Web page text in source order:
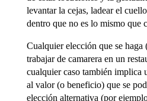
levantar la cejas, ladear el
dentro que no es lo mismo que
Cualquier elección que se haga
trabajar de camarera en un
cualquier caso también implica
al valor (o beneficio) que se
elección alternativa (por